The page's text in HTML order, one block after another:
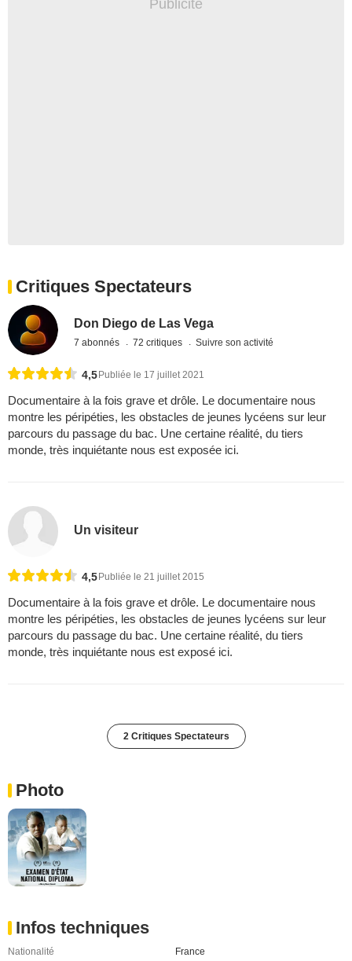
Critiques Spectateurs
Don Diego de Las Vega
7 abonnés 72 critiques Suivre son activité
4,5 Publiée le 17 juillet 2021
Documentaire à la fois grave et drôle. Le documentaire nous
montre les péripéties, les obstacles de jeunes lycéens sur leur
parcours du passage du bac. Une certaine réalité, du tiers
monde, très inquiétante nous est exposée ici.
Un visiteur
4,5Publiée le 21 juillet 2015
Documentaire à la fois grave et drôle. Le documentaire nous
montre les péripéties, les obstacles de jeunes lycéens sur leur
parcours du passage du bac. Une certaine réalité, du tiers
monde, très inquiétante nous est exposé ici.
2 Critiques Spectateurs
Photo
Infos techniques
Nationalité
France